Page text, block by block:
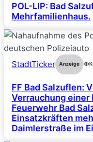
POL-LIP: Bad
Mehrfamilienhaus.
StadtTicker Anzeige
FF Bad Salzuflen:
Verrauchung
Feuerwehr Bad
Einsatzkräften
Daimlerstraße im